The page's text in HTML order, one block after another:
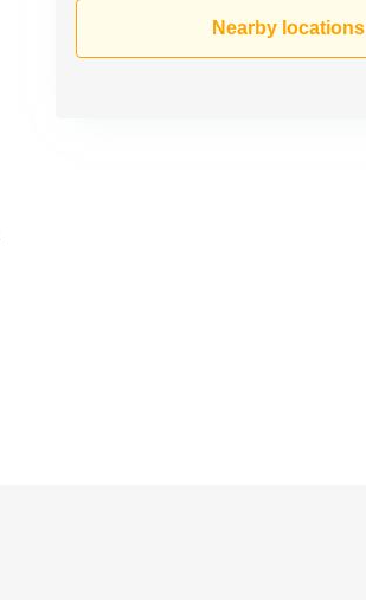
Nearby locations